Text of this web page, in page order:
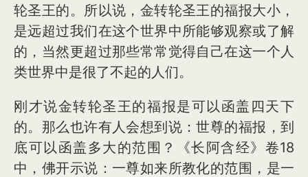
轮圣王的。所以说，金转轮圣王的福报大小，
是远超过我们在这个世界中所能够观察或了解
的，当然更超过那些常常觉得自己在这一个人
类世界中是很了不起的人们。
刚才说金转轮圣王的福报是可以函盖四天下
的。那么也许有人会想到说：世尊的福报，到
底可以函盖多大的范围？《长阿含经》卷18
中，佛开示说：一尊如来所教化的范围，是一